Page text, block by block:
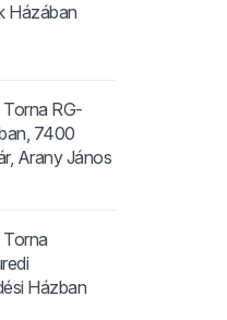
Házában
Torna RG-
7400
Arany János
Torna
Házban